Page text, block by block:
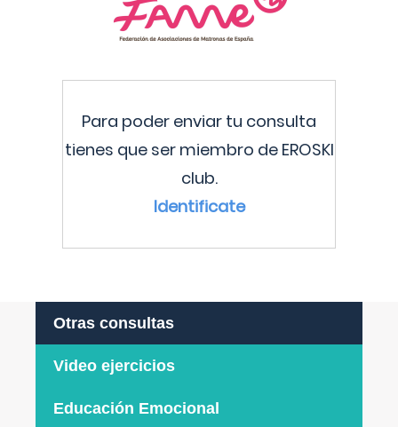
Para poder enviar tu consulta
tienes que ser miembro de EROSKI
club.
Identificate
Otras consultas
Video ejercicios
Educación Emocional